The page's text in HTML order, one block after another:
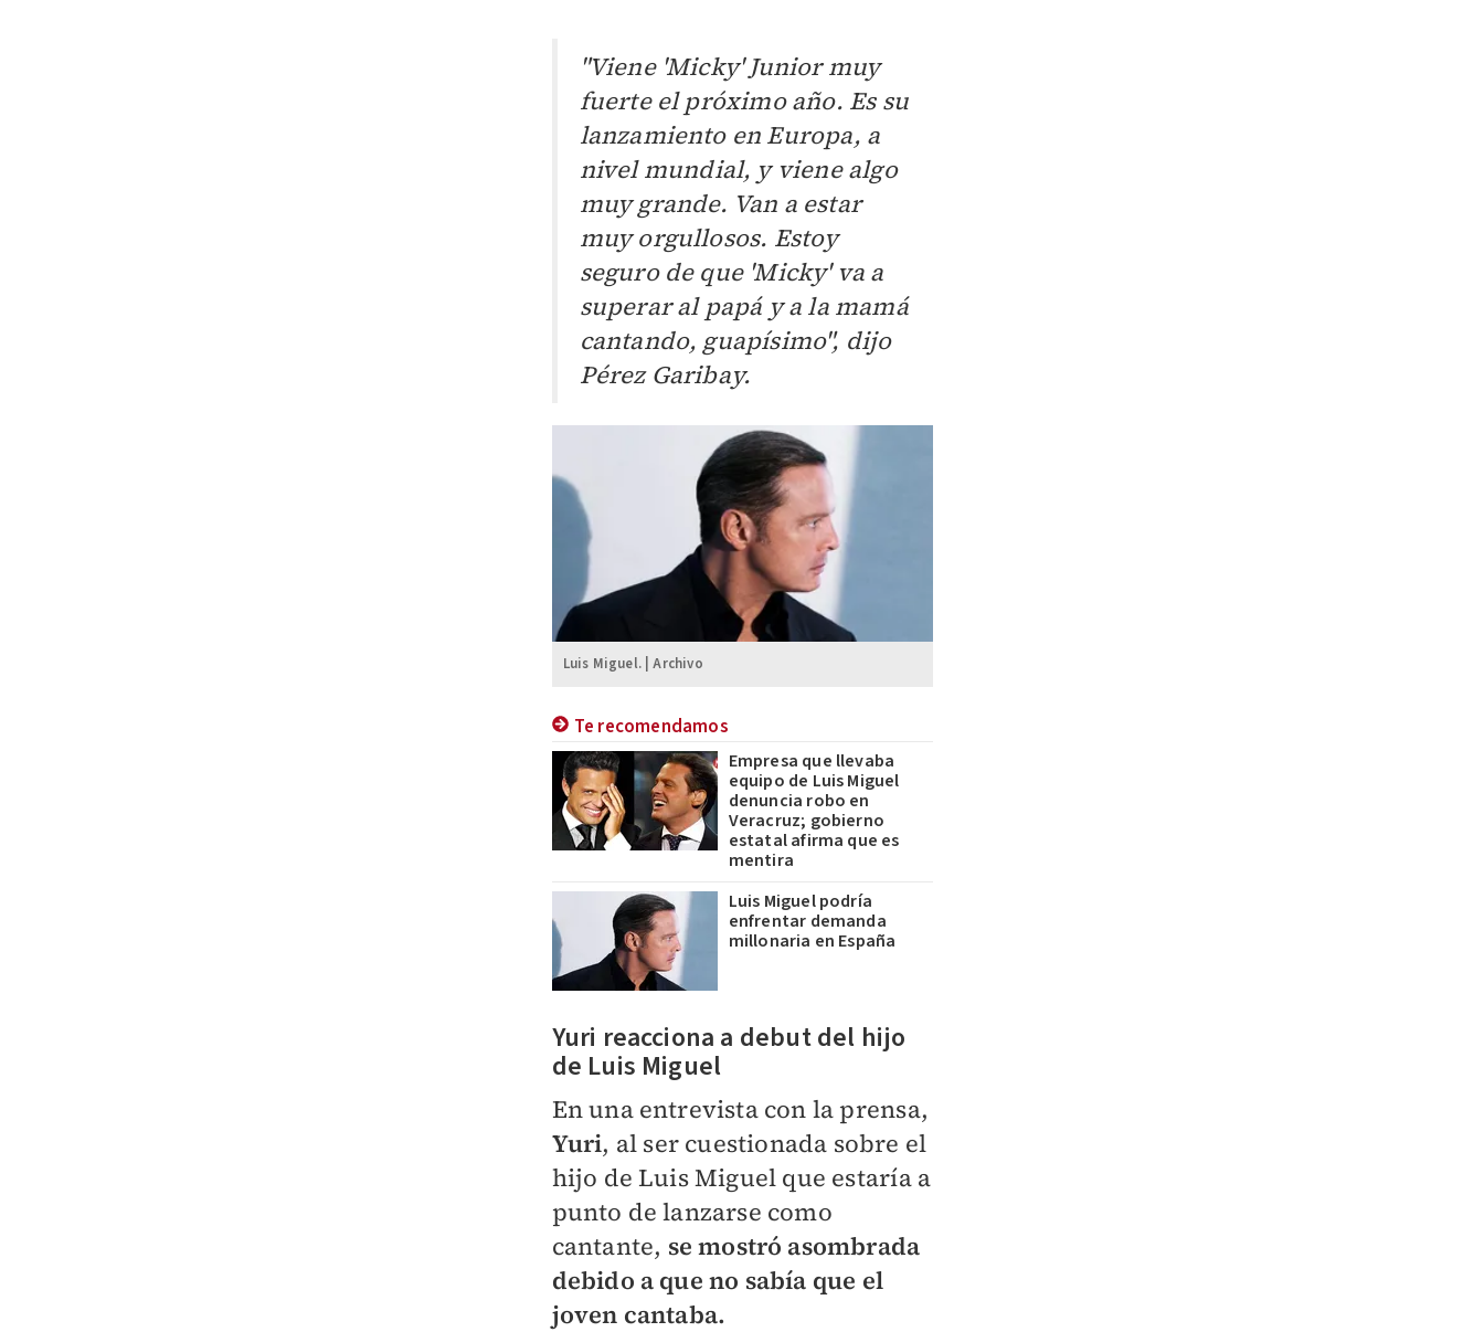
"Viene 'Micky' Junior muy
fuerte el próximo año. Es su
lanzamiento en Europa, a
nivel mundial, y viene algo
muy grande. Van a estar
muy orgullosos. Estoy
seguro de que 'Micky' va a
superar al papá y a la mamá
cantando, guapísimo", dijo
Pérez Garibay.
Luis Miguel. | Archivo
Te recomendamos
Empresa que llevaba
equipo de Luis Miguel
denuncia robo en
Veracruz; gobierno
estatal afirma que es
mentira
Luis Miguel podría
enfrentar demanda
millonaria en España
Yuri reacciona a debut del hijo
de Luis Miguel
En una entrevista con la prensa,
Yuri, al ser cuestionada sobre el
hijo de Luis Miguel que estaría a
punto de lanzarse como
cantante, se mostró asombrada
debido a que no sabía que el
joven cantaba.